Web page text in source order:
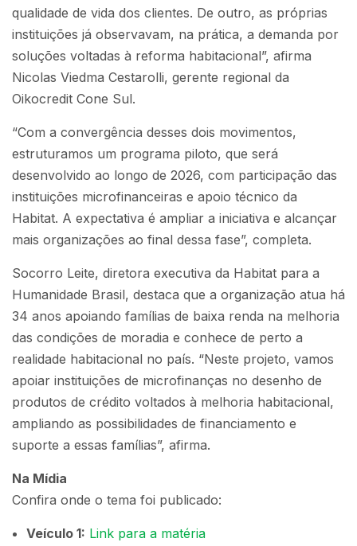
qualidade de vida dos clientes. De outro, as próprias
instituições já observavam, na prática, a demanda por
soluções voltadas à reforma habitacional”, afirma
Nicolas Viedma Cestarolli, gerente regional da
Oikocredit Cone Sul.
“Com a convergência desses dois movimentos,
estruturamos um programa piloto, que será
desenvolvido ao longo de 2026, com participação das
instituições microfinanceiras e apoio técnico da
Habitat. A expectativa é ampliar a iniciativa e alcançar
mais organizações ao final dessa fase”, completa.
Socorro Leite, diretora executiva da Habitat para a
Humanidade Brasil, destaca que a organização atua há
34 anos apoiando famílias de baixa renda na melhoria
das condições de moradia e conhece de perto a
realidade habitacional no país. “Neste projeto, vamos
apoiar instituições de microfinanças no desenho de
produtos de crédito voltados à melhoria habitacional,
ampliando as possibilidades de financiamento e
suporte a essas famílias”, afirma.
Na Mídia
Confira onde o tema foi publicado:
Veículo 1: Link para a matéria